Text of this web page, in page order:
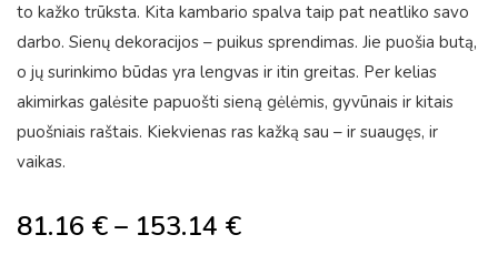
to kažko trūksta. Kita kambario spalva taip pat neatliko savo
darbo. Sienų dekoracijos – puikus sprendimas. Jie puošia butą,
o jų surinkimo būdas yra lengvas ir itin greitas. Per kelias
akimirkas galėsite papuošti sieną gėlėmis, gyvūnais ir kitais
puošniais raštais. Kiekvienas ras kažką sau – ir suaugęs, ir
vaikas.
81.16 €– 153.14 €